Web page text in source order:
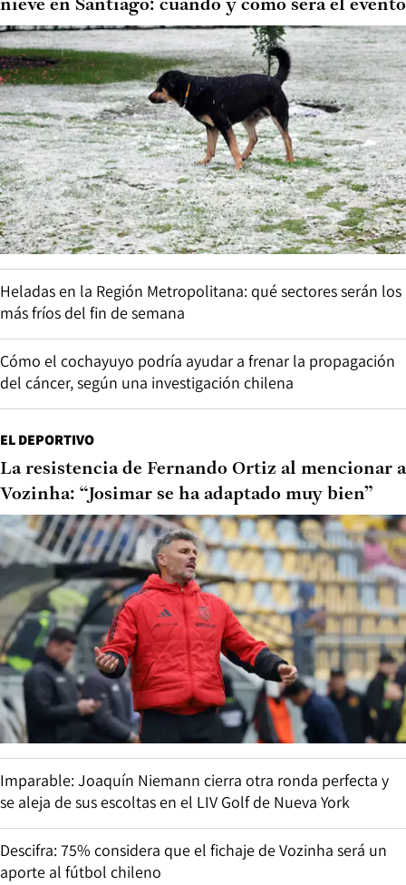
nieve en Santiago: cuándo y cómo será el evento
Heladas en la Región Metropolitana: qué sectores serán los
más fríos del fin de semana
Cómo el cochayuyo podría ayudar a frenar la propagación
del cáncer, según una investigación chilena
EL DEPORTIVO
La resistencia de Fernando Ortiz al mencionar a
Vozinha: “Josimar se ha adaptado muy bien”
Imparable: Joaquín Niemann cierra otra ronda perfecta y
se aleja de sus escoltas en el LIV Golf de Nueva York
Descifra: 75% considera que el fichaje de Vozinha será un
aporte al fútbol chileno